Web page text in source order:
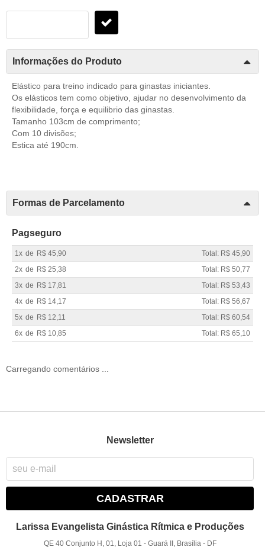
Informações do Produto
Elástico para treino indicado para ginastas iniciantes.
Os elásticos tem como objetivo, ajudar no desenvolvimento da
flexibilidade, força e equilibrio das ginastas.
Tamanho 103cm de comprimento;
Com 10 divisões;
Estica até 190cm.
Formas de Parcelamento
Pagseguro
1x de R$ 45,90
Total: R$ 45,90
2x de R$ 25,38
Total: R$ 50,77
3x de R$ 17,81
Total: R$ 53,43
4x de R$ 14,17
Total: R$ 56,67
5x de R$ 12,11
Total: R$ 60,54
6x de R$ 10,85 Total: R$ 65,10
Carregando comentários ...
Newsletter
CADASTRAR
Larissa Evangelista Ginástica Rítmica e Produções
QE 40 Conjunto H, 01, Loja 01 - Guará II, Brasília- DF